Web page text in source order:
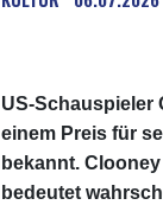
US-Schauspieler
einem Preis für
bekannt.
bedeutet